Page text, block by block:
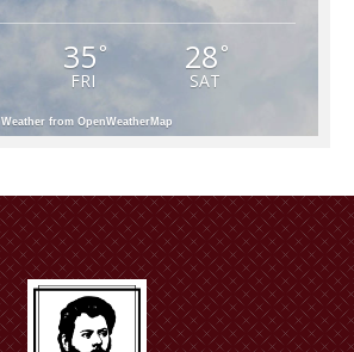
35°
FRI
28 °
SAT
Weather from OpenWeatherMap